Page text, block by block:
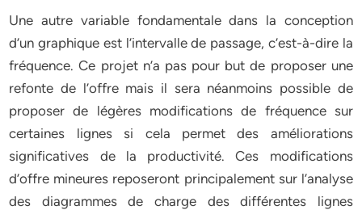
Une autre variable fondamentale dans la conception
d’un graphique est l’intervalle de passage, c’est-à-dire la
fréquence. Ce projet n’a pas pour but de proposer une
refonte de l’offre mais il sera néanmoins possible de
proposer de légères modifications de fréquence sur
certaines lignes si cela permet des améliorations
significatives de la productivité. Ces modifications
d’offre mineures reposeront principalement sur l’analyse
des diagrammes de charge des différentes lignes